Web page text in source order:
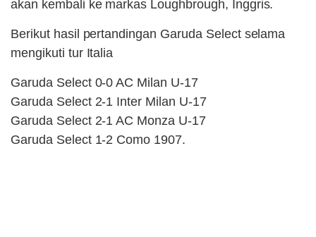
akan kembali ke markas Loughbrough, Inggris.
Berikut hasil pertandingan Garuda Select selama
mengikuti tur Italia
Garuda Select 0-0 AC Milan U-17
Garuda Select 2-1 Inter Milan U-17
Garuda Select 2-1 AC Monza U-17
Garuda Select 1-2 Como 1907.